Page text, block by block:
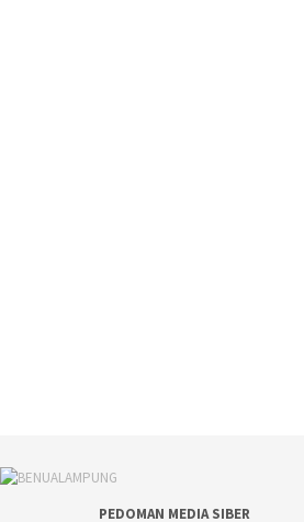
PEDOMAN MEDIA SIBER